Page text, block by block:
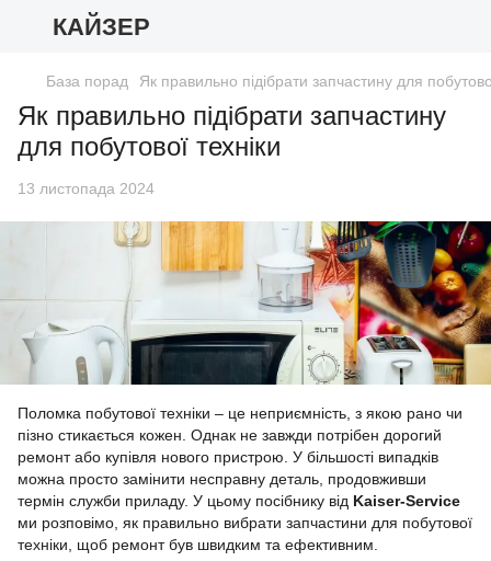
КАЙЗЕР
База порад Як правильно підібрати запчастину для
Як правильно підібрати запчастину
для побутової техніки
13 листопада 2024
Поломка побутової техніки – це неприємність, з якою рано чи
пізно стикається кожен. Однак не завжди потрібен дорогий
ремонт або купівля нового пристрою. У більшості випадків
можна просто замінити несправну деталь, продовживши
термін служби приладу. У цьому посібнику від Kaiser-Service
ми розповімо, як правильно вибрати запчастини для побутової
техніки, щоб ремонт був швидким та ефективним.